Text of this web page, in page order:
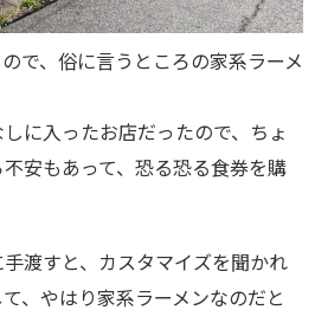
で、俗に言うところの家系ラーメ
に入ったお店だったので、ちょ
安もあって、恐る恐る食券を購
渡すと、カスタマイズを聞かれ
、やはり家系ラーメンなのだと